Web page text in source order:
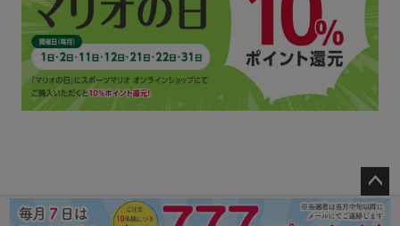
ペー